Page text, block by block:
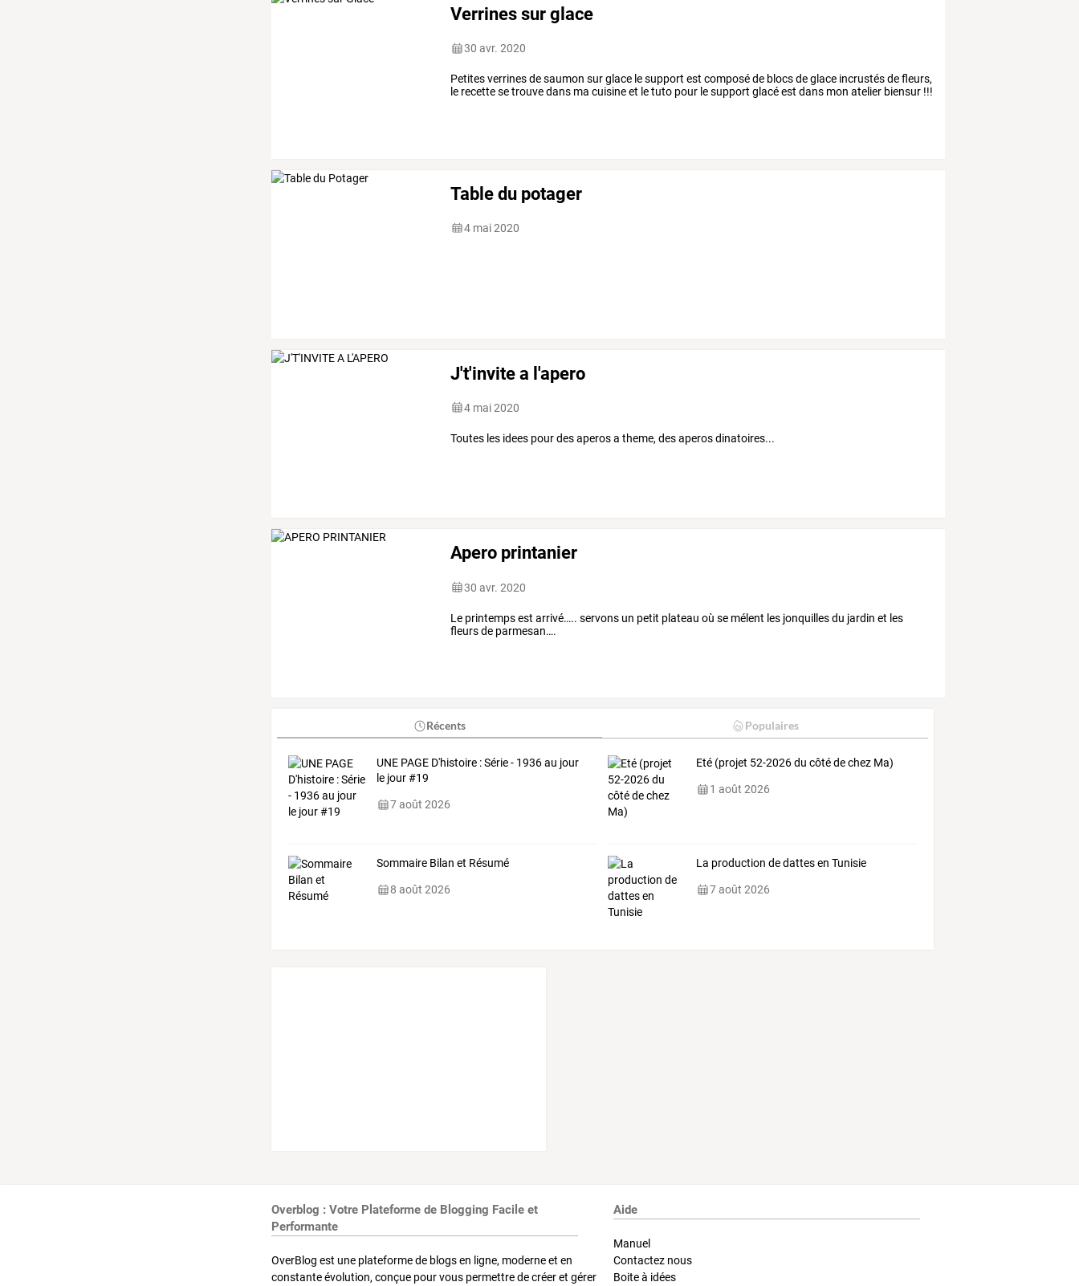
Verrines sur glace
30 avr. 2020
Petites verrines de saumon sur glace le support est composé de blocs de glace incrustés de fleurs,
le recette se trouve dans ma cuisine et le tuto pour le support glacé est dans mon atelier biensur !!!
Table du potager
4 mai 2020
J't'invite a l'apero
4 mai 2020
Toutes les idees pour des aperos a theme, des aperos dinatoires...
Apero printanier
30 avr. 2020
Le printemps est arrivé….. servons un petit plateau où se mélent les jonquilles du jardin et les
fleurs de parmesan….
Récents Populaires
UNE PAGE D'histoire : Série - 1936 au jour
le jour #19
7 août 2026
Eté (projet 52-2026 du côté de chez Ma)
1 août 2026
Sommaire Bilan et Résumé
8 août 2026
La production de dattes en Tunisie
7 août 2026
Overblog : Votre Plateforme de Blogging Facile et
Performante
OverBlog est une plateforme de blogs en ligne, moderne et en
constante évolution, conçue pour vous permettre de créer et gérer
Aide
Manuel
Contactez nous
Boite à idées